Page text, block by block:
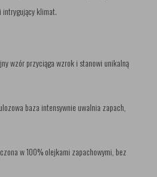
intrygujący klimat.
wzór przyciąga wzrok i stanowi unikalną
baza intensywnie uwalnia zapach,
w 100% olejkami zapachowymi, bez